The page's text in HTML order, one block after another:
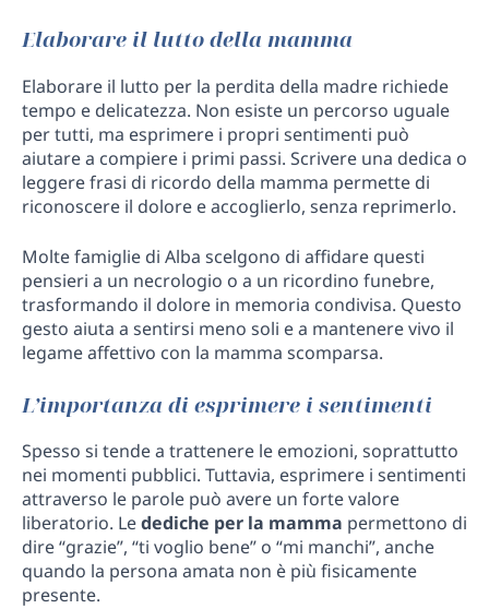
Elaborare il lutto della mamma
Elaborare il lutto per la perdita della madre richiede
tempo e delicatezza. Non esiste un percorso uguale
per tutti, ma esprimere i propri sentimenti può
aiutare a compiere i primi passi. Scrivere una dedica o
leggere frasi di ricordo della mamma permette di
riconoscere il dolore e accoglierlo, senza reprimerlo.
Molte famiglie di Alba scelgono di affidare questi
pensieri a un necrologio o a un ricordino funebre,
trasformando il dolore in memoria condivisa. Questo
gesto aiuta a sentirsi meno soli e a mantenere vivo il
legame affettivo con la mamma scomparsa.
L’importanza di esprimere i sentimenti
Spesso si tende a trattenere le emozioni, soprattutto
nei momenti pubblici. Tuttavia, esprimere i sentimenti
attraverso le parole può avere un forte valore
liberatorio. Ledediche per la mamma permettono di
dire “grazie”, “ti voglio bene” o “mi manchi”, anche
quando la persona amata non è più fisicamente
presente.